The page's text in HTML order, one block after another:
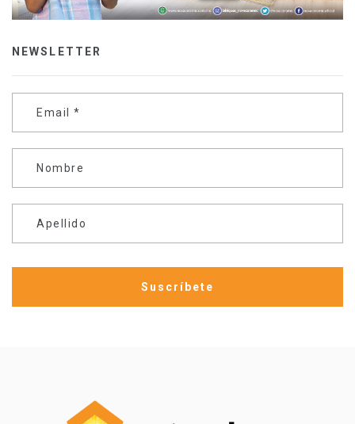
NEWSLETTER
Email *
Nombre
Apellido